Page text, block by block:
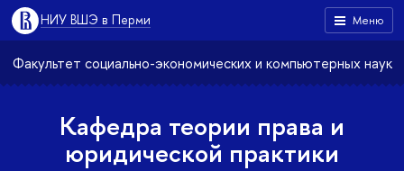
Меню
НИУ ВШЭ в Перми
Факультет социально-экономических и компьютерных наук
Кафедра теории права и
юридической практики